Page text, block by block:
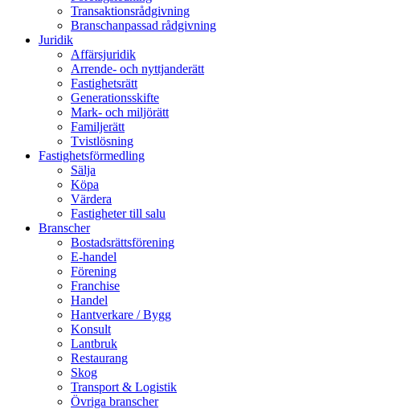
Transaktionsrådgivning
Branschanpassad rådgivning
Juridik
Affärsjuridik
Arrende- och nyttjanderätt
Fastighetsrätt
Generationsskifte
Mark- och miljörätt
Familjerätt
Tvistlösning
Fastighetsförmedling
Sälja
Köpa
Värdera
Fastigheter till salu
Branscher
Bostadsrättsförening
E-handel
Förening
Franchise
Handel
Hantverkare / Bygg
Konsult
Lantbruk
Restaurang
Skog
Transport & Logistik
Övriga branscher